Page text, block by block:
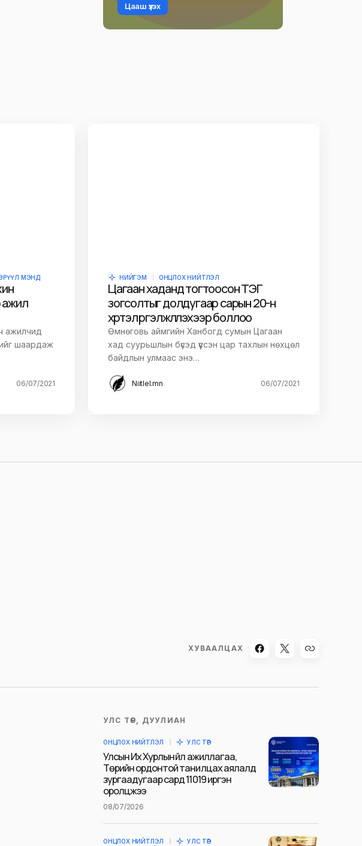
Цааш үзэх
МЭНД
ажил
ажилчид
шаардаж
06/07/2021
НИЙГЭМ ОНЦЛОХ НИЙТЛЭЛ
Цагаан хаданд тогтоосон ТЭГ
зогсолтыг долдугаар сарын 20-н
хүртэл үргэлжлүүлэхээр боллоо
Өмнөговь аймгийн Ханбогд сумын Цагаан
хад суурьшлын бүсэд үүссэн цар тахлын нөхцөл
байдлын улмаас энэ…
Niitlel.mn 06/07/2021
ХУВААЛЦАХ
УЛС ТӨР, ДУУЛИАН
ОНЦЛОХ НИЙТЛЭЛ УЛС ТӨР
Улсын Их Хурлын үйл ажиллагаа,
Төрийн ордонтой танилцах аялалд
зургаадугаар сард 11019 иргэн
оролцжээ
08/07/2026
ОНЦЛОХ НИЙТЛЭЛ
УЛС ТӨР